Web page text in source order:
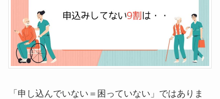
「申し込んでいない＝困っていない」ではありま